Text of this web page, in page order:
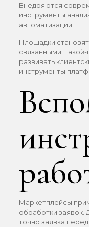
Внедряются
инструменты
автоматизации.
Площадки
связанными.
развивать
инструменты
Маркетплейсы
обработки
точно заявка